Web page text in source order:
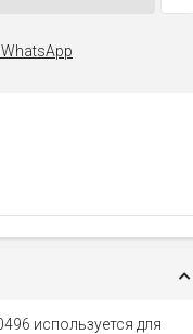
используется для